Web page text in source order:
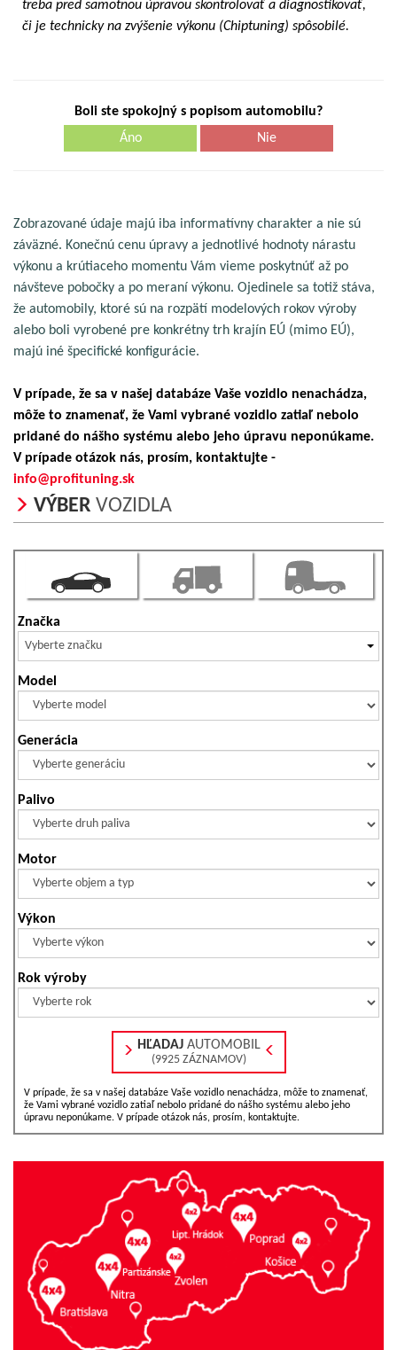
treba pred samotnou úpravou skontrolovať a diagnostikovať,
či je technicky na zvýšenie výkonu (Chiptuning) spôsobilé.
Boli ste spokojný s popisom automobilu?
Áno
Nie
Zobrazované údaje majú iba informatívny charakter a nie sú
záväzné. Konečnú cenu úpravy a jednotlivé hodnoty nárastu
výkonu a krútiaceho momentu Vám vieme poskytnúť až po
návšteve pobočky a po meraní výkonu. Ojedinele sa totiž stáva,
že automobily, ktoré sú na rozpätí modelových rokov výroby
alebo boli vyrobené pre konkrétny trh krajín EÚ (mimo EÚ),
majú iné špecifické konfigurácie.
V prípade, že sa v našej databáze Vaše vozidlo nenachádza,
môže to znamenať, že Vami vybrané vozidlo zatiaľ nebolo
pridané do nášho systému alebo jeho úpravu neponúkame.
V prípade otázok nás, prosím, kontaktujte -
info@profituning.sk
VÝBER VOZIDLA
Značka
Vyberte značku
Model
Generácia
Palivo
Motor
Výkon
Rok výroby
HĽADAJAUTOMOBIL
(9925 ZÁZNAMOV)
V prípade, že sa v našej databáze Vaše vozidlo nenachádza, môže to znamenať,
že Vami vybrané vozidlo zatiaľ nebolo pridané do nášho systému alebo jeho
úpravu neponúkame. V prípade otázok nás, prosím, kontaktujte.